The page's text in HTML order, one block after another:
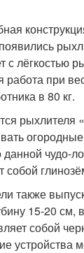
с лёгкостью
при
в 80 кг.
рыхлителя
данной чудо-
собой
также
15-20
собой
устройства